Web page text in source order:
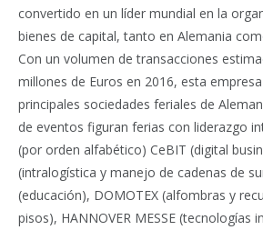
convertido en un líder mundial en la
bienes de capital, tanto en Alemania
Con un volumen de transacciones
millones de Euros en 2016, esta
principales sociedades feriales de
de eventos figuran ferias con liderazgo
(por orden alfabético) CeBIT (digital
(intralogística y manejo de cadenas de
(educación), DOMOTEX (alfombras y
pisos), HANNOVER MESSE (tecnologías